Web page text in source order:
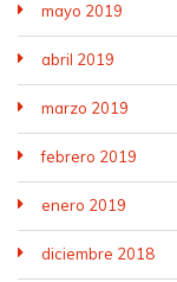
mayo 2019
abril 2019
marzo 2019
febrero 2019
enero 2019
diciembre 2018